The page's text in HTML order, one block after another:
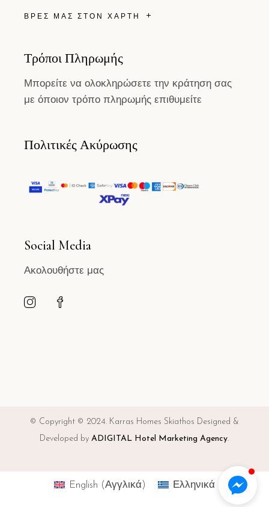
ΒΡΕΣ ΜΑΣ ΣΤΟΝ ΧΑΡΤΗ
Τρόποι Πληρωμής
Μπορείτε να ολοκληρώσετε την κράτηση σας
με όποιον τρόπο πληρωμής επιθυμείτε
Πολιτικές Ακύρωσης
Social Media
Ακολουθήστε μας
© Copyright © 2024. Karras Homes Skiathos Designed &
Developed byADIGITAL Hotel Marketing Agency.
English (Αγγλικά) Ελληνικά